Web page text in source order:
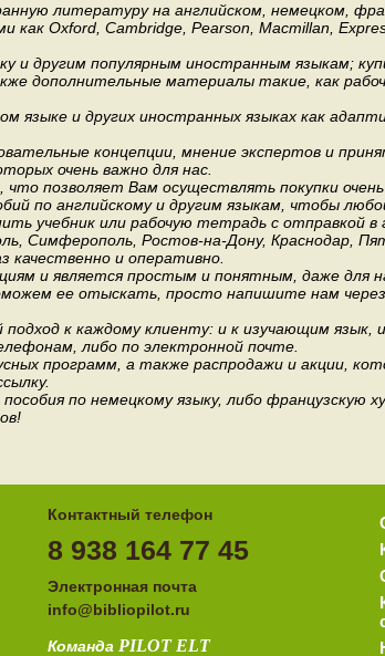
литературу на английском, немецком,
Oxford, Cambridge, Pearson, Macmillan,
и другим популярным иностранным языкам;
дополнительные материалы такие, как
языке и других иностранных языках как
концепции, мнение экспертов и
очень важно для нас.
позволяет Вам осуществлять покупки
по английскому и другим языкам, чтобы
учебник или рабочую тетрадь с отправкой
Симферополь, Ростов-на-Дону, Краснодар,
качественно и оперативно.
и является простым и понятным, даже для
ее отыскать, просто напишите нам
к каждому клиенту: и к изучающим язык,
либо по электронной почте.
программ, а также распродажи и акции,
пособия по немецкому языку, либо
Контактный телефон
8 938 164 77 45
Электронная почта
info@bibliopilot.ru
Команда PILOT ELT